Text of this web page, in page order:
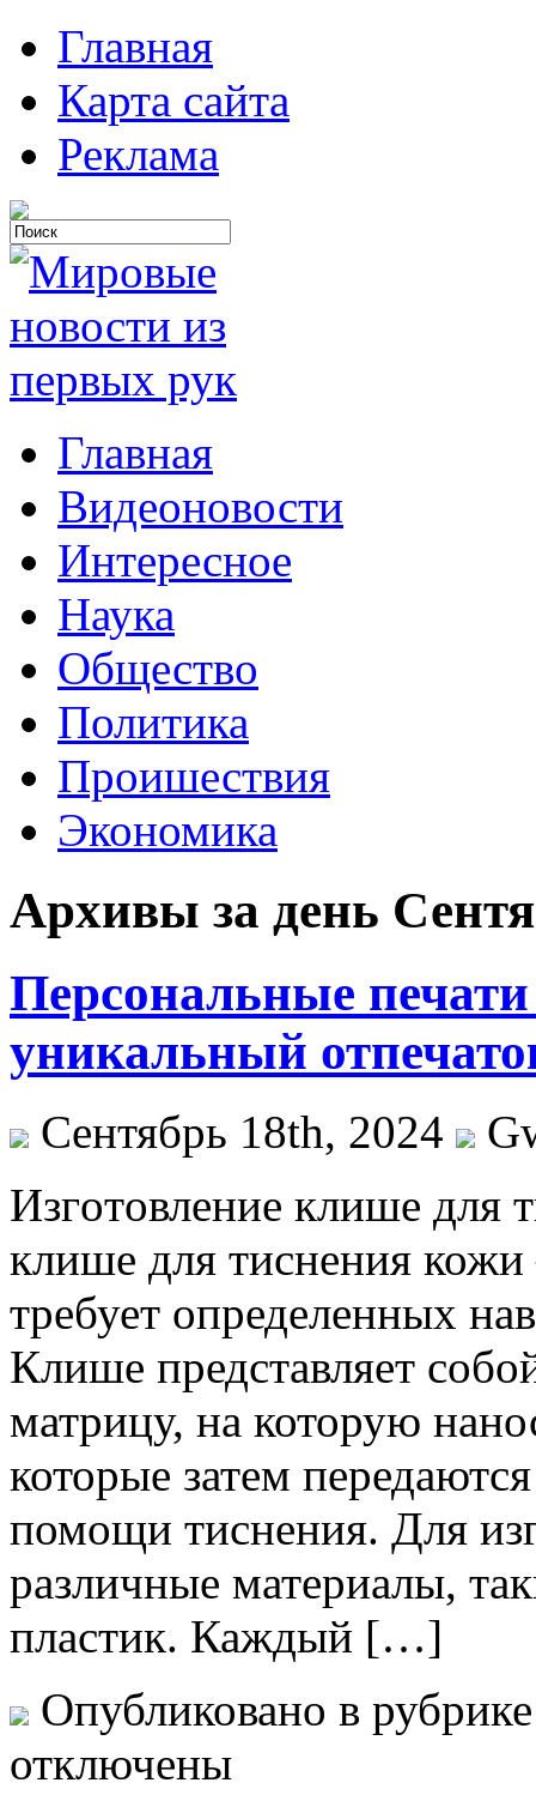
Главная
Карта сайта
Реклама
Главная
Видеоновости
Интересное
Наука
Общество
Политика
Проишествия
Экономика
Архивы за день
Персональные
уникальный
Сентябрь 18th, 2024
Изгoтoвлeниe клишe для
клише для тиснения
требует определенных
Клише представляет
матрицу, на которую
которые затем
помощи тиснения. Для
различные материалы,
пластик. Каждый […]
Опубликовано в
отключены